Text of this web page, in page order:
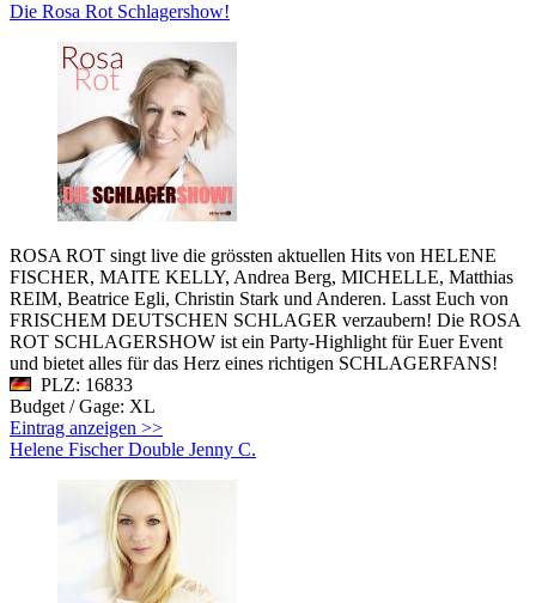
Die Rosa Rot Schlagershow!
ROSA ROT singt live die grössten aktuellen Hits von HELENE
FISCHER, MAITE KELLY, Andrea Berg, MICHELLE, Matthias
REIM, Beatrice Egli, Christin Stark und Anderen. Lasst Euch von
FRISCHEM DEUTSCHEN SCHLAGER verzaubern! Die ROSA
ROT SCHLAGERSHOW ist ein Party-Highlight für Euer Event
und bietet alles für das Herz eines richtigen SCHLAGERFANS!
PLZ: 16833
Budget / Gage: XL
Eintrag anzeigen >>
Helene Fischer Double Jenny C.